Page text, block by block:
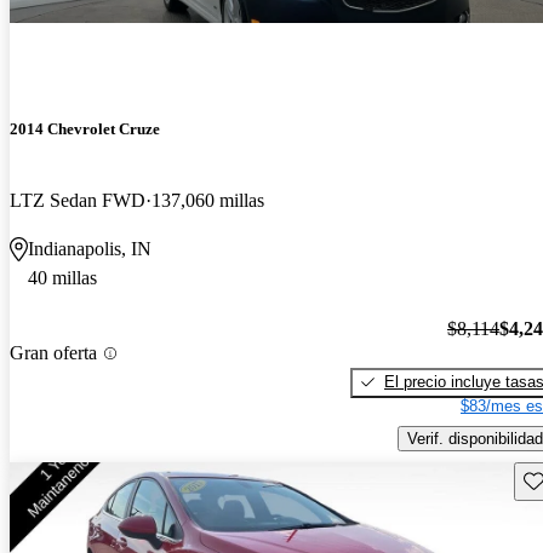
2014 Chevrolet Cruze
LTZ Sedan FWD 137,060 millas
Indianapolis, IN
40 millas
Gran oferta
$8,114
El precio incluye tasas
$83/mes
Verif. disponibilidad